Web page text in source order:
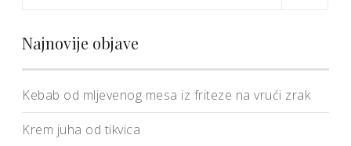
Najnovije objave
Kebab od mljevenog mesa iz friteze na vrući zrak
Krem juha od tikvica